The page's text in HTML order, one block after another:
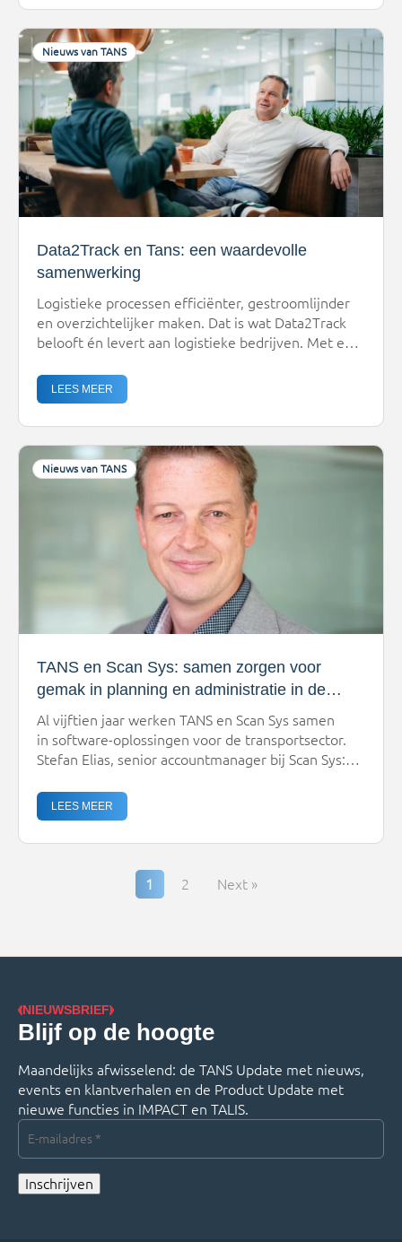
[…]
Nieuws van TANS
Data2Track en Tans: een waardevolle
samenwerking
Logistieke processen efficiënter, gestroomlijnder
en overzichtelijker maken. Dat is wat Data2Track
belooft én levert aan logistieke bedrijven. Met een
assistent voor iedere chauffeur. En als deze dan
ook nog automatisch communiceert met het
Tans en Data2Track […]
LEES MEER
Nieuws van TANS
TANS en Scan Sys: samen zorgen voor
gemak in planning en administratie in de
transportsector
Al vijftien jaar werken TANS en Scan Sys samen
in software-oplossingen voor de transportsector.
Stefan Elias, senior accountmanager bij Scan Sys:
efficiënter, leuker, sneller en goedkoper.” Hoe
omschrijf je de samenwerking met TANS? Elias: “De
LEES MEER
1 2 Next »
NIEUWSBRIEF
Blijf op de hoogte
Maandelijks afwisselend: de TANS Update met nieuws,
events en klantverhalen en de Product Update met
nieuwe functies in IMPACT en TALIS.
E-
mailadres
Inschrijven